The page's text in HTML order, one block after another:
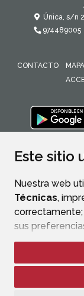
Este sitio
Nuestra web
Técnicas,
correctamente;
sus
mejorar el
Si acepta
consideramos
Única, s/n
974489005
CONTACTO